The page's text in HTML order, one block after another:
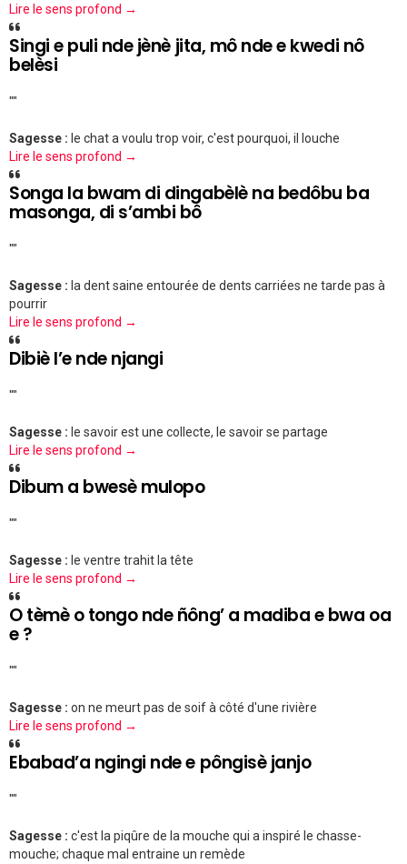
Lire le sens profond →
Singi e puli nde jènè jita, mô nde e kwedi nô
belèsi
""
Sagesse : le chat a voulu trop voir, c'est pourquoi, il louche
Lire le sens profond →
Songa la bwam di dingabèlè na bedôbu ba
masonga, di s’ambi bô
""
Sagesse : la dent saine entourée de dents carriées ne tarde pas à
pourrir
Lire le sens profond →
Dibiè l’e nde njangi
""
Sagesse : le savoir est une collecte, le savoir se partage
Lire le sens profond →
Dibum a bwesè mulopo
""
Sagesse : le ventre trahit la tête
Lire le sens profond →
O tèmè o tongo nde ñông’ a madiba e bwa oa
e ?
""
Sagesse : on ne meurt pas de soif à côté d'une rivière
Lire le sens profond →
Ebabad’a ngingi nde e pôngisè janjo
""
Sagesse : c'est la piqûre de la mouche qui a inspiré le chasse-
mouche; chaque mal entraine un remède